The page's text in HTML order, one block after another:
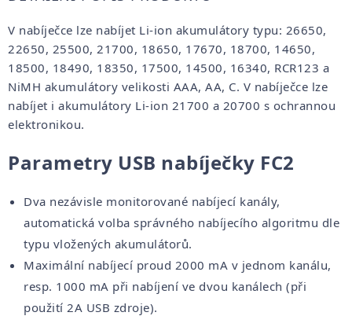
V nabíječce lze nabíjet Li-ion akumulátory typu: 26650,
22650, 25500, 21700, 18650, 17670, 18700, 14650,
18500, 18490, 18350, 17500, 14500, 16340, RCR123 a
NiMH akumulátory velikosti AAA, AA, C. V nabíječce lze
nabíjet i akumulátory Li-ion 21700 a 20700 s ochrannou
elektronikou.
Parametry USB nabíječky FC2
Dva nezávisle monitorované nabíjecí kanály,
automatická volba správného nabíjecího algoritmu dle
typu vložených akumulátorů.
Maximální nabíjecí proud 2000 mA v jednom kanálu,
resp. 1000 mA při nabíjení ve dvou kanálech (při
použití 2A USB zdroje).